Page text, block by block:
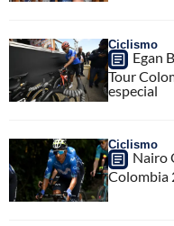
Ciclismo
Egan
Tour
especial
Ciclismo
Nairo
Colombia